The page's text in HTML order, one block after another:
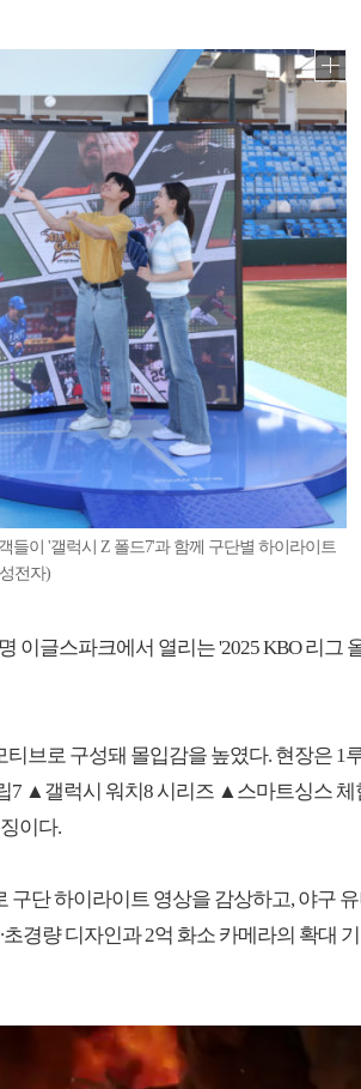
이 '갤럭시 Z 폴드7'과 함께 구단별 하이라이트
전자)
이글스파크에서 열리는 '2025 KBO 리그
브로 구성돼 몰입감을 높였다. 현장은 1
7 ▲갤럭시 워치8 시리즈 ▲스마트싱스 체
이다.
구단 하이라이트 영상을 감상하고, 야구
경량 디자인과 2억 화소 카메라의 확대